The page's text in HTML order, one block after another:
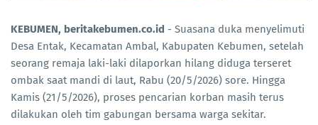
KEBUMEN, beritakebumen.co.id - Suasana duka menyelimuti
Desa Entak, Kecamatan Ambal, Kabupaten Kebumen, setelah
seorang remaja laki-laki dilaporkan hilang diduga terseret
ombak saat mandi di laut, Rabu (20/5/2026) sore. Hingga
Kamis (21/5/2026), proses pencarian korban masih terus
dilakukan oleh tim gabungan bersama warga sekitar.